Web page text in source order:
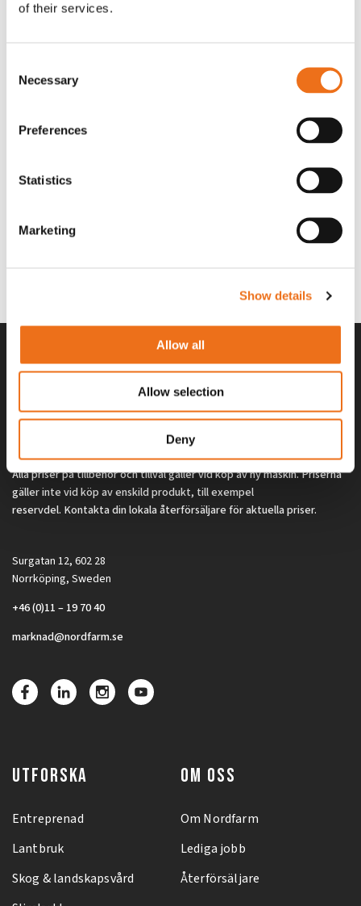
of their services.
Selection
Necessary
Preferences
Statistics
Marketing
Show details
Allow all
Allow selection
Deny
Lägg till i varukorg
stämpellogotyp Avant
T-shirt svart 2xl med avant-
(ex. moms)
Alla priser på tillbehör och tillval gäller vid köp av ny maskin. Priserna
gäller inte vid köp av enskild produkt, till exempel
reservdel. Kontakta din lokala återförsäljare för aktuella priser.
Surgatan 12, 602 28
Norrköping, Sweden
+46 (0)11 – 19 70 40
marknad@nordfarm.se
UTFORSKA
Entreprenad
Lantbruk
Skog & landskapsvård
OM OSS
Om Nordfarm
Lediga jobb
Återförsäljare